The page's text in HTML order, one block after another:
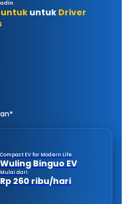
untukuntuk Driver
Compact EV for Modern Life
Wuling Binguo EV
Mulai dari
Rp 260 ribu/hari